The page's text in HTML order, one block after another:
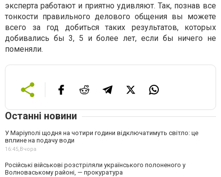
эксперта работают и приятно удивляют. Так, познав все
тонкости правильного делового общения вы можете
всего за год добиться таких результатов, которых
добивались бы 3, 5 и более лет, если бы ничего не
поменяли.
Останні новини
У Маріуполі щодня на чотири години відключатимуть світло: це
вплине на подачу води
16:45,Вчора
Російські військові розстріляли українського полоненого у
Волноваському районі, — прокуратура